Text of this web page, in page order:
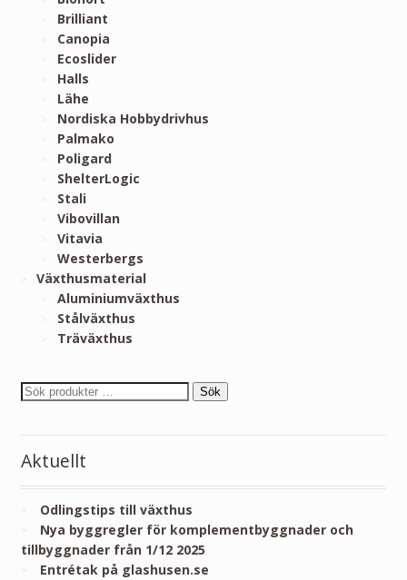
Brilliant
Canopia
Ecoslider
Halls
Lähe
Nordiska Hobbydrivhus
Palmako
Poligard
ShelterLogic
Stali
Vibovillan
Vitavia
Westerbergs
Växthusmaterial
Aluminiumväxthus
Stålväxthus
Träväxthus
Sök
Aktuellt
Odlingstips till växthus
Nya byggregler för komplementbyggnader och
tillbyggnader från 1/12 2025
Entrétak på glashusen.se